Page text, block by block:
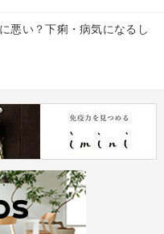
悪い？下痢・病気になるし